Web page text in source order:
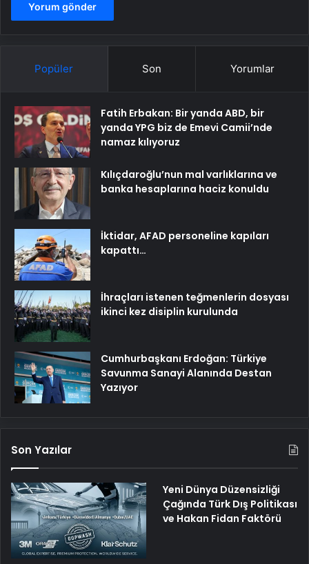
Popüler Son Yorumlar
Fatih Erbakan: Bir yanda ABD, bir
yanda YPG biz de Emevi Camii’nde
namaz kılıyoruz
Kılıçdaroğlu’nun mal varlıklarına ve
banka hesaplarına haciz konuldu
İktidar, AFAD personeline kapıları
kapattı…
İhraçları istenen teğmenlerin dosyası
ikinci kez disiplin kurulunda
Cumhurbaşkanı Erdoğan: Türkiye
Savunma Sanayi Alanında Destan
Yazıyor
Son Yazılar
Yeni Dünya Düzensizliği
Çağında Türk Dış Politikası
ve Hakan Fidan Faktörü